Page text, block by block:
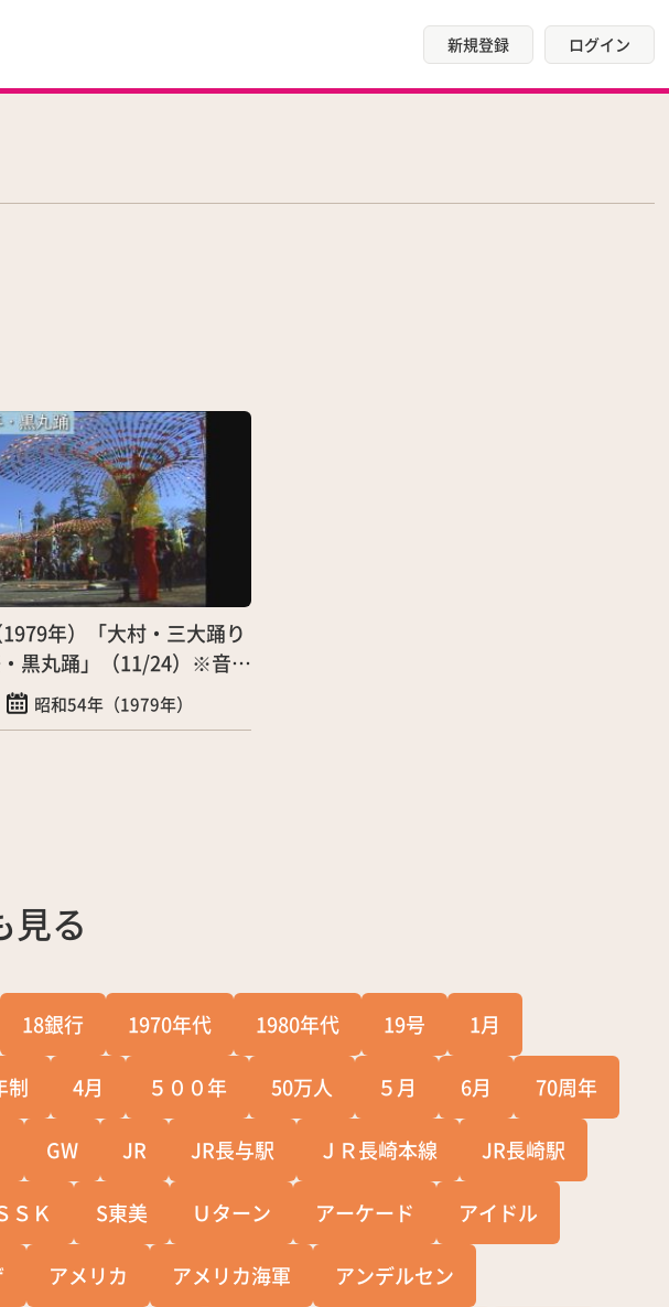
新規登録 ログイン
年）「大村・三大踊り
黒丸踊」（11/24）※音声
昭和54年（1979年）
見る
18銀行 1970年代 1980年代 19号 1月
制 4月 ５００年 50万人 ５月 6月 70周年
GW JR JR長与駅 ＪＲ長崎本線 JR長崎駅
ＳＫ S東美 Ｕターン アーケード アイドル
アメリカ アメリカ海軍 アンデルセン